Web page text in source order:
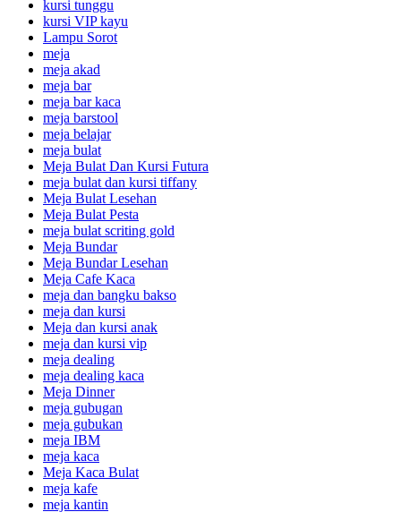
kursi tunggu
kursi VIP kayu
Lampu Sorot
meja
meja akad
meja bar
meja bar kaca
meja barstool
meja belajar
meja bulat
Meja Bulat Dan Kursi Futura
meja bulat dan kursi tiffany
Meja Bulat Lesehan
Meja Bulat Pesta
meja bulat scriting gold
Meja Bundar
Meja Bundar Lesehan
Meja Cafe Kaca
meja dan bangku bakso
meja dan kursi
Meja dan kursi anak
meja dan kursi vip
meja dealing
meja dealing kaca
Meja Dinner
meja gubugan
meja gubukan
meja IBM
meja kaca
Meja Kaca Bulat
meja kafe
meja kantin